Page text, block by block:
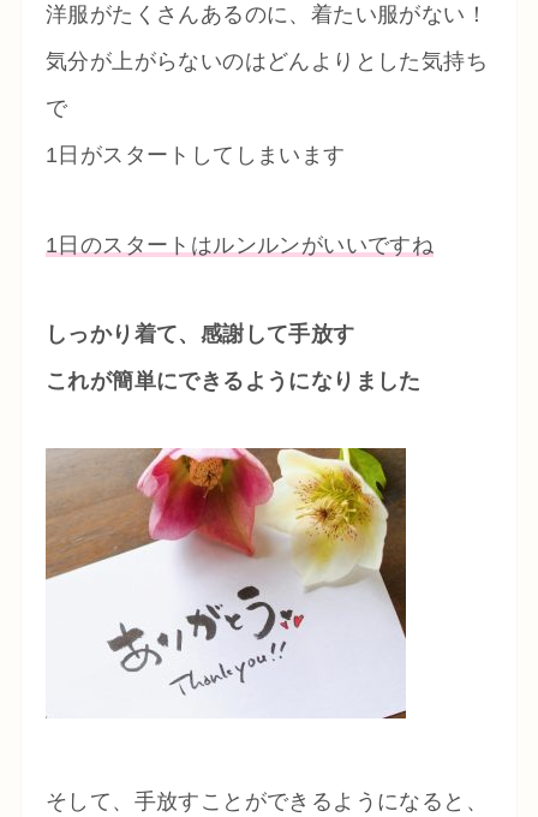
洋服がたくさんあるのに、着たい服がない！
気分が上がらないのはどんよりとした気持ち
で
1日がスタートしてしまいます
1日のスタートはルンルンがいいですね
しっかり着て、感謝して手放す
これが簡単にできるようになりました
そして、手放すことができるようになると、